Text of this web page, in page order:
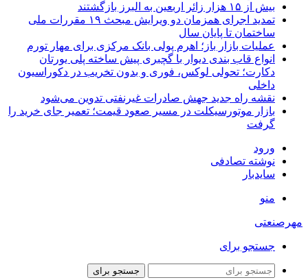
بیش از ۱۵ هزار زائر اربعین به البرز بازگشتند
تمدید اجرای همزمان دو ویرایش مبحث ۱۹ مقررات ملی
ساختمان تا پایان سال
عملیات بازار باز؛ اهرم پولی بانک مرکزی برای مهار تورم
انواع قاب بندی دیوار با گچبری پیش ساخته پلی یورتان
دکارت؛ تحولی لوکس، فوری و بدون تخریب در دکوراسیون
داخلی
نقشه راه جدید جهش صادرات غیرنفتی تدوین می‌شود
بازار موتورسیکلت در مسیر صعود قیمت؛ تعمیر جای خرید را
گرفت
ورود
نوشته تصادفی
سایدبار
منو
مهرصنعتی
جستجو برای
جستجو برای